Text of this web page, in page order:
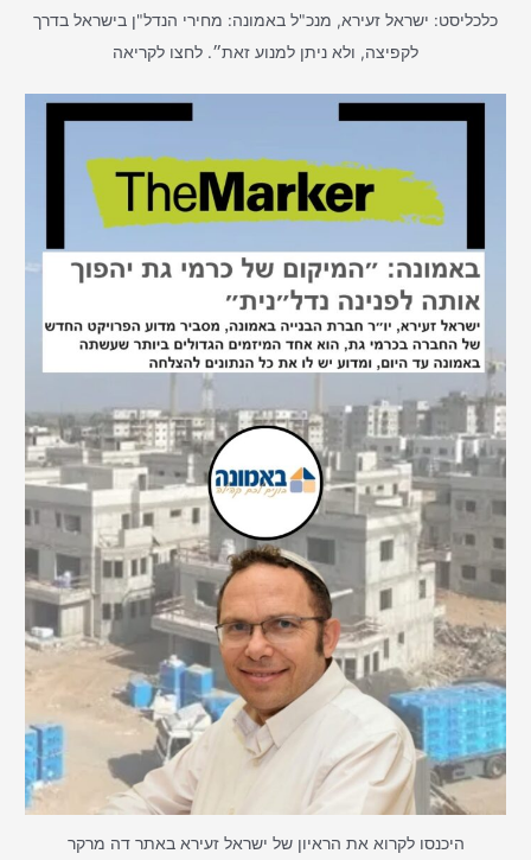
כלכליסט: ישראל זעירא, מנכ"ל באמונה: מחירי הנדל"ן בישראל בדרך
לקפיצה, ולא ניתן למנוע זאת״. לחצו לקריאה
היכנסו לקרוא את הראיון של ישראל זעירא באתר דה מרקר